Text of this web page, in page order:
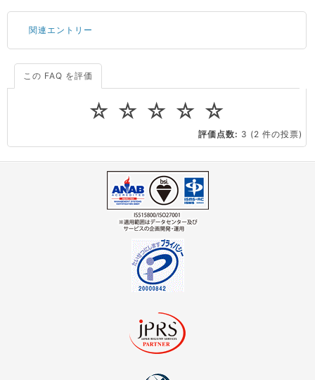
関連エントリー
サーバーが重いので調査してほしい
CPUやメモリをアップグレードしたい
この FAQ を評価
☆
☆
☆
☆
☆
評価点数: 3 (2 件の投票)